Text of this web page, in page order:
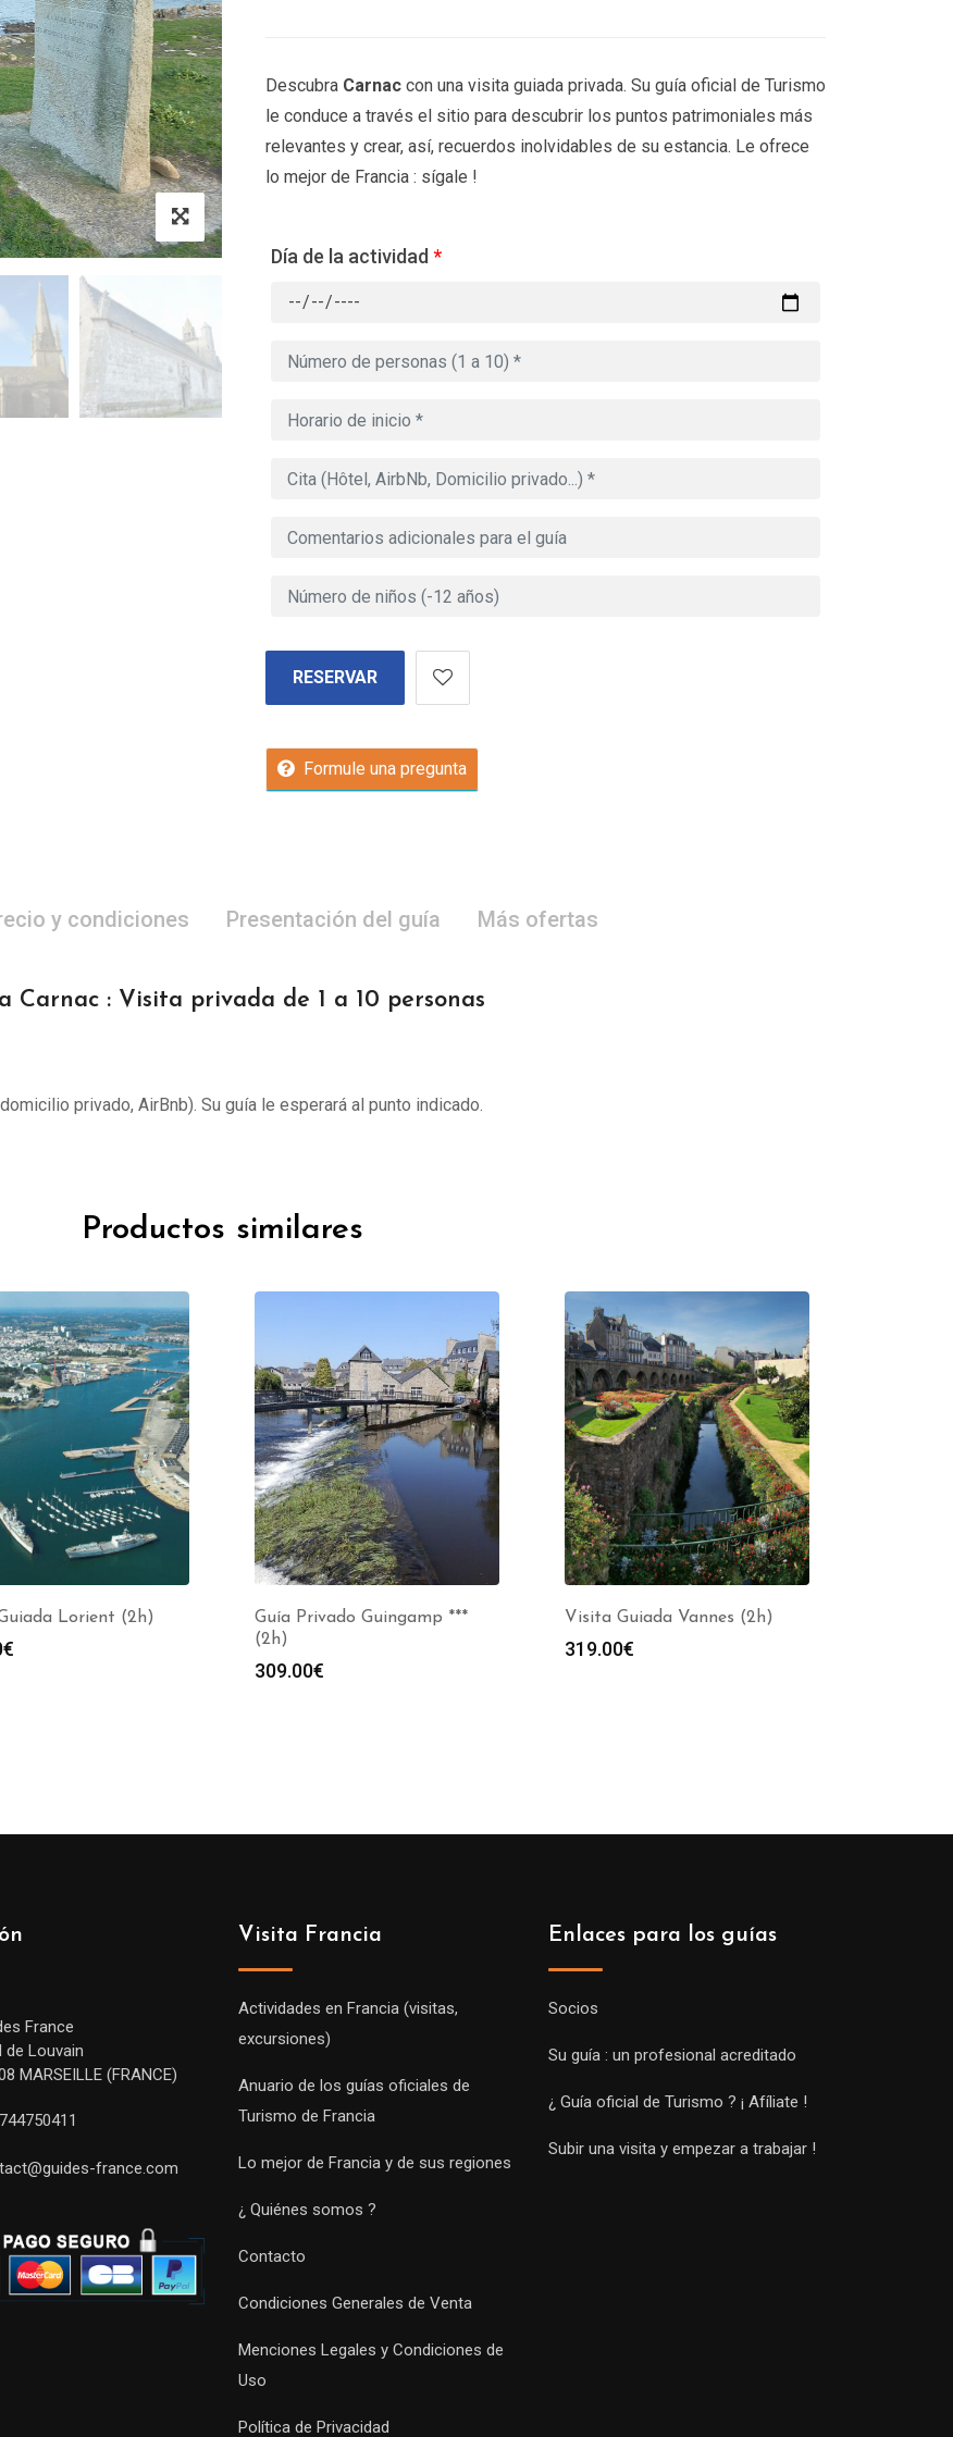
Descubra Carnac con una visita guiada privada. Su guía oficial de Turismo
le conduce a través el sitio para descubrir los puntos patrimoniales más
relevantes y crear, así, recuerdos inolvidables de su estancia. Le ofrece
lo mejor de Francia : sígale !
Día de la actividad *
RESERVAR
Formule una pregunta
y condiciones Presentación del guía Más ofertas
Carnac : Visita privada de 1 a 10 personas
privado, AirBnb). Su guía le esperará al punto indicado.
Productos similares
Lorient (2h)
€
Guía Privado Guingamp ***
(2h)
309.00€
Visita Guiada Vannes (2h)
319.00€
France
de Louvain
MARSEILLE (FRANCE)
france.com
Visita Francia
Actividades en Francia (visitas,
excursiones)
Anuario de los guías oficiales de
Turismo de Francia
Lo mejor de Francia y de sus regiones
¿ Quiénes somos ?
Contacto
Condiciones Generales de Venta
Menciones Legales y Condiciones de
Uso
Política de Privacidad
Enlaces para los guías
Socios
Su guía : un profesional acreditado
¿ Guía oficial de Turismo ? ¡ Afíliate !
Subir una visita y empezar a trabajar !